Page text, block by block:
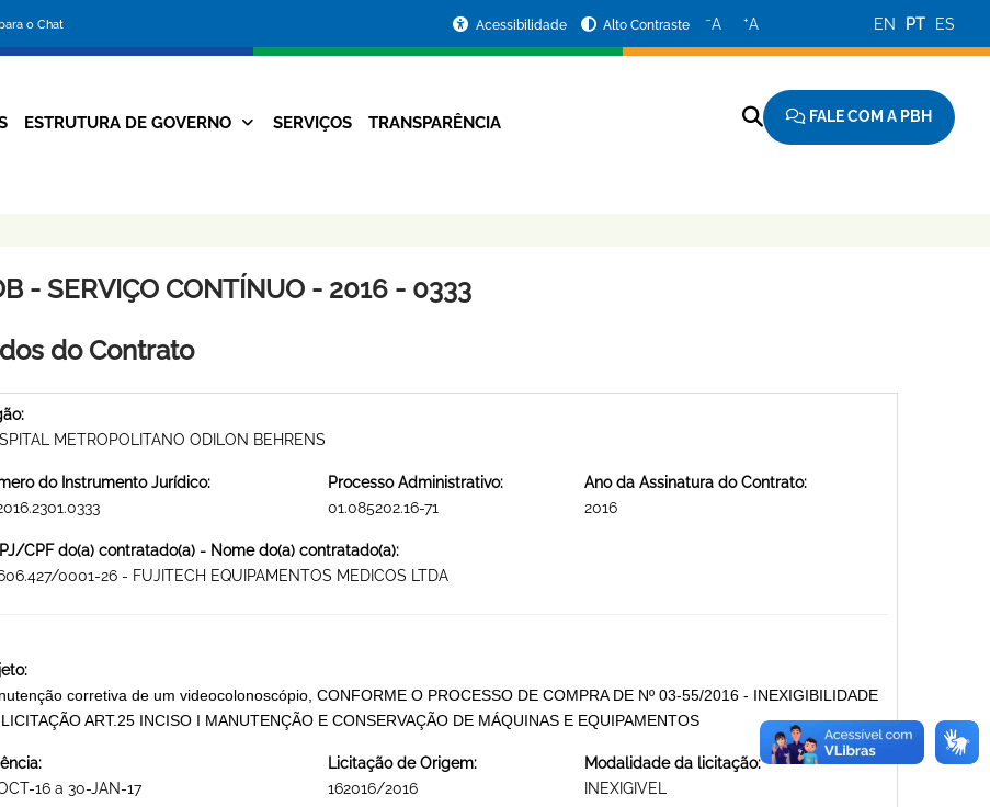
o Chat
da
Prefeitura
Acessibilidade Alto Contraste −A +A EN PT ES
Navegação
ESTRUTURA DE GOVERNO SERVIÇOS TRANSPARÊNCIA FALE COM A PBH
- SERVIÇO CONTÍNUO - 2016 - 0333
do Contrato
METROPOLITANO ODILON BEHRENS
do Instrumento Jurídico:
Processo Administrativo:
01.085202.16-71
Ano da Assinatura do Contrato:
2016
CPF do(a) contratado(a) - Nome do(a) contratado(a):
0001-26 - FUJITECH EQUIPAMENTOS MEDICOS LTDA
corretiva de um videocolonoscópio, CONFORME O PROCESSO DE COMPRA DE Nº 03-55/2016 - INEXIGIBILIDADE
ART.25 INCISO I MANUTENÇÃO E CONSERVAÇÃO DE MÁQUINAS E EQUIPAMENTOS
16 a 30-JAN-17
Licitação de Origem:
162016/2016
Modalidade da licitação:
INEXIGIVEL